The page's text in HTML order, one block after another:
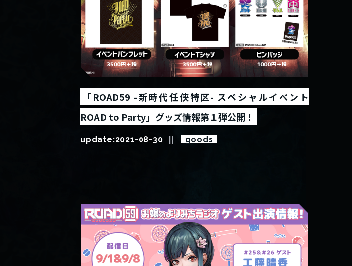
「ROAD59 -新時代任侠特区- スペシャルイベント
ROAD to Party」グッズ情報第１弾公開！
update:2021-08-30 goods